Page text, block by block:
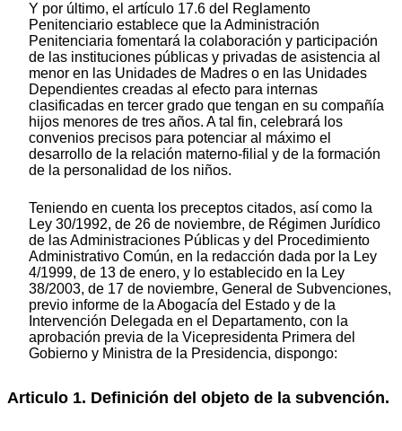
Y por último, el artículo 17.6 del Reglamento
Penitenciario establece que la Administración
Penitenciaria fomentará la colaboración y participación
de las instituciones públicas y privadas de asistencia al
menor en las Unidades de Madres o en las Unidades
Dependientes creadas al efecto para internas
clasificadas en tercer grado que tengan en su compañía
hijos menores de tres años. A tal fin, celebrará los
convenios precisos para potenciar al máximo el
desarrollo de la relación materno-filial y de la formación
de la personalidad de los niños.
Teniendo en cuenta los preceptos citados, así como la
Ley 30/1992, de 26 de noviembre, de Régimen Jurídico
de las Administraciones Públicas y del Procedimiento
Administrativo Común, en la redacción dada por la Ley
4/1999, de 13 de enero, y lo establecido en la Ley
38/2003, de 17 de noviembre, General de Subvenciones,
previo informe de la Abogacía del Estado y de la
Intervención Delegada en el Departamento, con la
aprobación previa de la Vicepresidenta Primera del
Gobierno y Ministra de la Presidencia, dispongo:
Articulo 1. Definición del objeto de la subvención.